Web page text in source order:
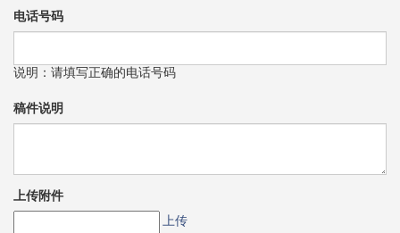
电话号码
说明：请填写正确的电话号码
稿件说明
上传附件
上传